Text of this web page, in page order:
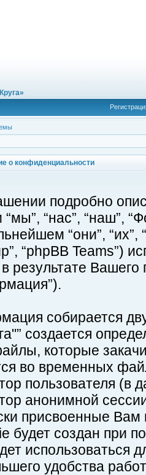
о конфиденциальности
подробно
“нас”, “наш”,
“они”, “их”,
“phpBB Teams”)
результате
собирается
создается
которые
во временных
пользователя (в
анонимной
присвоенные
будет создан при
удобства